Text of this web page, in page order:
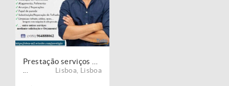
Lisboa Lisboa